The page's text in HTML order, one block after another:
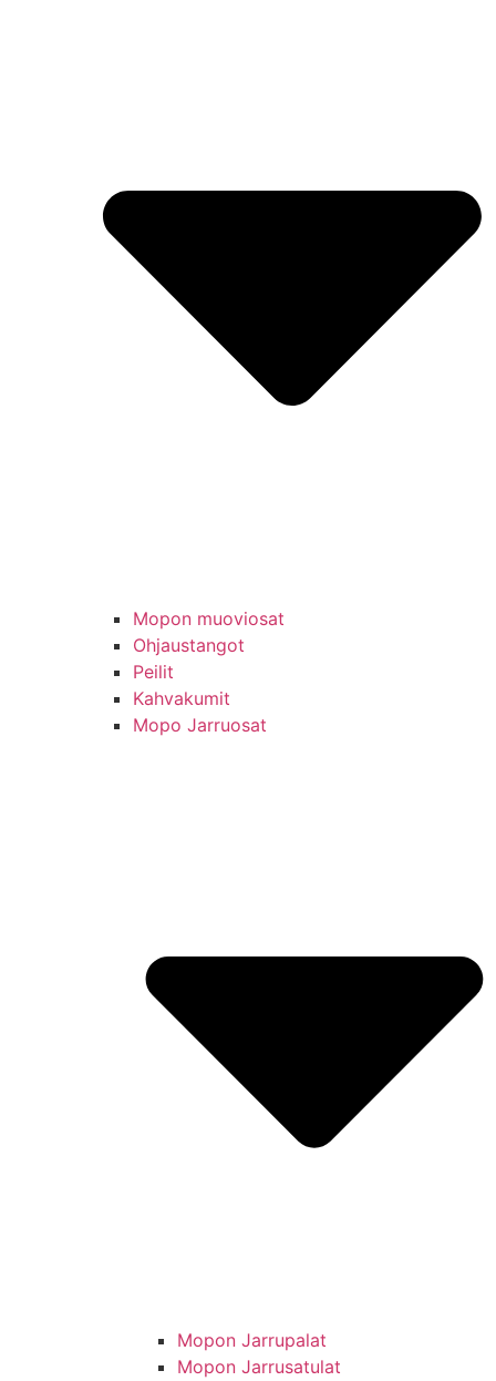
Mopon muoviosat
Ohjaustangot
Peilit
Kahvakumit
Mopo Jarruosat
Mopon Jarrupalat
Mopon Jarrusatulat